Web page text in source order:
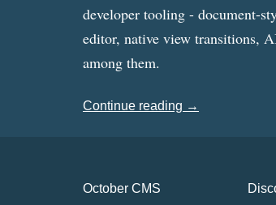
developer tooling - document-
editor, native view transitions,
among them.
Continue reading →
October CMS